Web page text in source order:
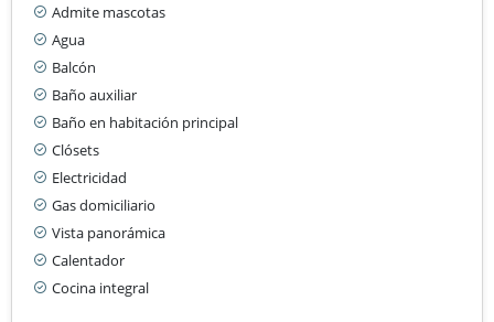
Admite mascotas
Agua
Balcón
Baño auxiliar
Baño en habitación principal
Clósets
Electricidad
Gas domiciliario
Vista panorámica
Calentador
Cocina integral